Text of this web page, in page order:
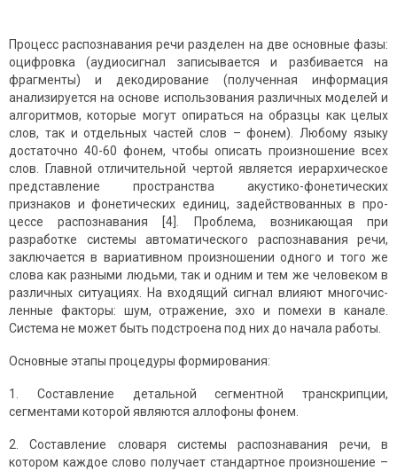
Процесс распознавания речи разделен на две основные фазы:
оцифровка (аудиосигнал записывается и разбивается на
фрагменты) и декодирование (полученная информация
анализируется на основе ис­пользования различных моделей и
алгоритмов, которые могут опираться на образцы как целых
слов, так и отдельных частей слов – фонем). Любому языку
доста­точно 40-60 фонем, чтобы описать произношение всех
слов. Главной отличительной чертой является иерархическое
представление пространства акустико-фонетических
признаков и фонетических единиц, задействованных в про­
цессе распознавания [4]. Проблема, возникающая при
разработке системы автоматического распознавания речи,
заключается в вари­ативном произношении одного и того же
слова как разными людьми, так и одним и тем же человеком в
различных ситуациях. На входящий сигнал влияют многочис­
ленные факторы: шум, отражение, эхо и помехи в канале.
Система не может быть под­строена под них до начала работы.
Основные этапы проце­дуры формирования:
1. Составление детальной сегментной транскрипции,
сегментами которой являются аллофоны фонем.
2. Составление словаря системы распознавания речи, в
котором каждое слово получает стандартное произношение –